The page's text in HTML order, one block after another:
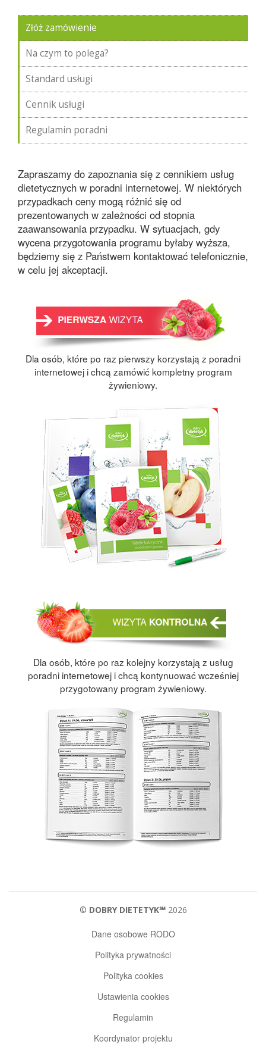
Złóż zamówienie
Na czym to polega?
Standard usługi
Cennik usługi
Regulamin poradni
Zapraszamy do zapoznania się z cennikiem usług
dietetycznych w poradni internetowej. W niektórych
przypadkach ceny mogą różnić się od
prezentowanych w zależności od stopnia
zaawansowania przypadku. W sytuacjach, gdy
wycena przygotowania programu byłaby wyższa,
będziemy się z Państwem kontaktować telefonicznie,
w celu jej akceptacji.
Dla osób, które po raz pierwszy korzystają z poradni
internetowej i chcą zamówić kompletny program
żywieniowy.
Dla osób, które po raz kolejny korzystają z usług
poradni internetowej i chcą kontynuować wcześniej
przygotowany program żywieniowy.
© DOBRY DIETETYK℠2026
Dane osobowe RODO
Polityka prywatności
Polityka cookies
Ustawienia cookies
Regulamin
Koordynator projektu